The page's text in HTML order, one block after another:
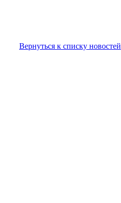
Вернуться к списку новостей